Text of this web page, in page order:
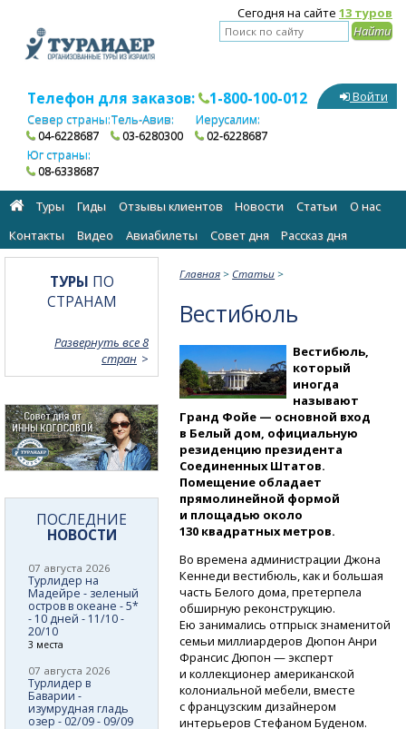
Сегодня на сайте 13 туров
Телефон для заказов: 1-800-100-012
Север страны:
04-6228687
Тель-Авив:
03-6280300
Иерусалим:
02-6228687
Юг страны:
08-6338687
Войти
Туры Гиды Отзывы клиентов Новости Статьи
О нас
Контакты
Видео Авиабилеты Cовет дня Рассказ дня
Главная > Статьи >
Вестибюль
Вестибюль,
который
иногда
называют
Гранд Фойе — основной вход
в Белый дом, официальную
резиденцию президента
Соединенных Штатов.
Помещение обладает
прямолинейной формой
и площадью около
130 квадратных метров.
Во времена администрации Джона
Кеннеди вестибюль, как и большая
часть Белого дома, претерпела
обширную реконструкцию.
Ею занимались отпрыск знаменитой
семьи миллиардеров Дюпон Анри
Франсис Дюпон — эксперт
и коллекционер американской
колониальной мебели, вместе
с французским дизайнером
интерьеров Стефаном Буденом.
ТУРЫ ПО
СТРАНАМ
Развернуть все 8
стран
ПОСЛЕДНИЕ
НОВОСТИ
07 августа 2026
Турлидер на
Мадейре - зеленый
остров в океане - 5*
- 10 дней - 11/10 -
20/10
3 места
07 августа 2026
Турлидер в
Баварии -
изумрудная гладь
озер - 02/09 - 09/09